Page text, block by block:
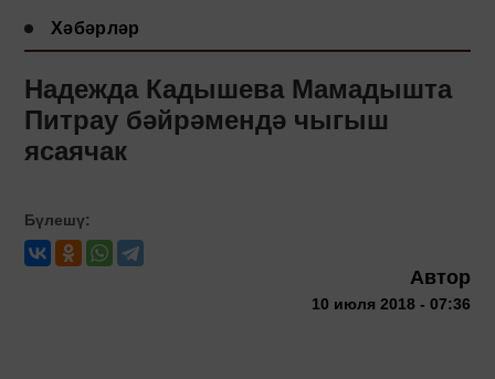
Хәбәрләр
Надежда Кадышева Мамадышта
Питрау бәйрәмендә чыгыш
ясаячак
Бүлешү:
Автор
10 июля 2018 - 07:36